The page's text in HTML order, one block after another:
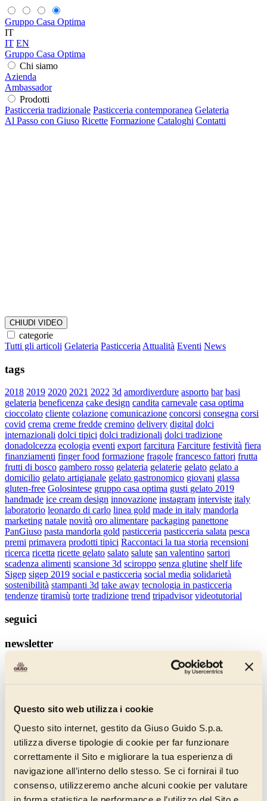
Questo sito web utilizza i cookie
Questo sito internet, gestito da Giuso Guido S.p.a.
utilizza diverse tipologie di cookie per far funzionare
correttamente il Sito e migliorare la tua esperienza di
navigazione all’interno dello stesso. Se ci fornirai il tuo
consenso, utilizzeremo anche alcuni cookie per valutare
Gruppo Casa Optima
IT
IT EN
Gruppo Casa Optima
Chi siamo
Azienda
Ambassador
Prodotti
Pasticceria tradizionale Pasticceria contemporanea Gelateria
Al Passo con Giuso Ricette Formazione Cataloghi Contatti
CHIUDI VIDEO
categorie
Tutti gli articoli Gelateria Pasticceria Attualità Eventi News
tags
2018 2019 2020 2021 2022 3d amordiverdure asporto bar basi
gelateria beneficenza cake design candita carnevale casa optima
cioccolato cliente colazione comunicazione concorsi consegna corsi
covid crema creme fredde cremino delivery digital dolci
internazionali dolci tipici dolci tradizionali dolci tradizione
donadolcezza ecologia eventi export farcitura Farciture festività fiera
finanziamenti finger food formazione fragole francesco fattori frutta
frutti di bosco gambero rosso gelateria gelaterie gelato gelato a
domicilio gelato artigianale gelato gastronomico giovani glassa
gluten-free Golosintese gruppo casa optima gusti gelato 2019
handmade ice cream design innovazione instagram interviste italy
laboratorio leonardo di carlo linea gold made in italy mandorla
marketing natale novità oro alimentare packaging panettone
PanGiuso pasta mandorla gold pasticceria pasticceria salata pesca
premi primavera prodotti tipici Raccontaci la tua storia recensioni
ricerca ricetta ricette gelato salato salute san valentino sartori
scadenza alimenti scansione 3d sciroppo senza glutine shelf life
Sigep sigep 2019 social e pasticceria social media solidarietà
sostenibilità stampanti 3d take away tecnologia in pasticceria
tendenze tiramisù torte tradizione trend tripadvisor videotutorial
seguici
newsletter
Iscriviti alla newsletter e scopri le ultime novità e i contenuti
Iscrivimi
Iscrivendoti, dai il consenso al trattamento dei tuoi dati secondo la
nostraInformativa Privacye accetti di ricevere le nostre newsletter.